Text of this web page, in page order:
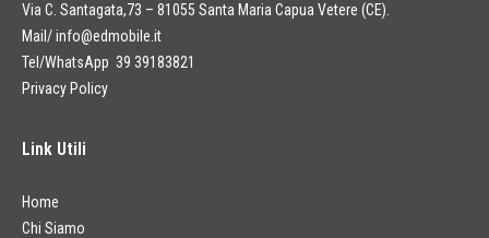
Via C. Santagata,73 – 81055 Santa Maria Capua Vetere (CE).
Mail/info@edmobile.it
Tel/WhatsApp 39 39183821
Privacy Policy
Link Utili
Home
Chi Siamo